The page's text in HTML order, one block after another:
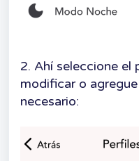
2. Ahí seleccione el
modificar o
necesario: